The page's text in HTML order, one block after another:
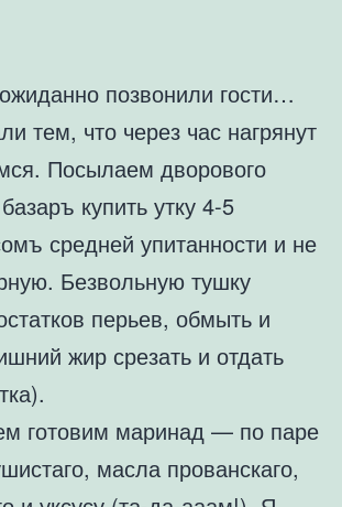
позвонили гости…
тем, что через час нагрянут
Посылаем дворового
купить утку 4-5
средней упитанности и не
Безвольную тушку
перьев, обмыть и
жир срезать и отдать
готовим маринад — по паре
масла прованскаго,